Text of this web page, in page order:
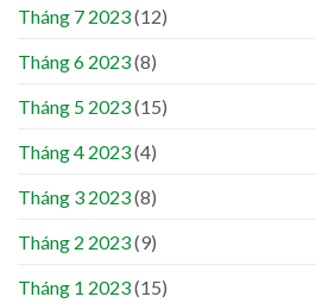
Tháng 7 2023(12)
Tháng 6 2023(8)
Tháng 5 2023(15)
Tháng 4 2023(4)
Tháng 3 2023(8)
Tháng 2 2023(9)
Tháng 1 2023(15)